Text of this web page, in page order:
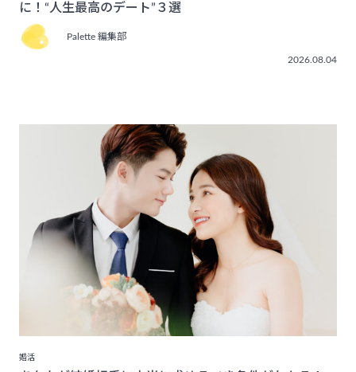
に！“人生最高のデート”３選
Palette 編集部
2026.08.04
婚活